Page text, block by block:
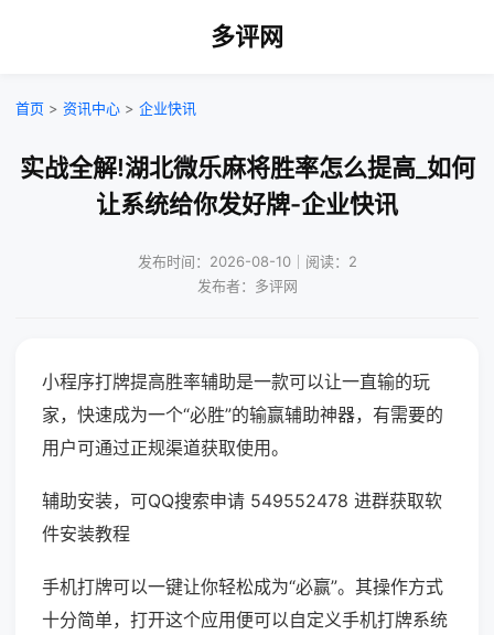
多评网
首页 > 资讯中心 > 企业快讯
实战全解!湖北微乐麻将胜率怎么提高_如何
让系统给你发好牌-企业快讯
发布时间：2026-08-10｜阅读：2
发布者：多评网
小程序打牌提高胜率辅助是一款可以让一直输的玩
家，快速成为一个“必胜”的输赢辅助神器，有需要的
用户可通过正规渠道获取使用。
辅助安装，可QQ搜索申请 549552478 进群获取软
件安装教程
手机打牌可以一键让你轻松成为“必赢”。其操作方式
十分简单，打开这个应用便可以自定义手机打牌系统